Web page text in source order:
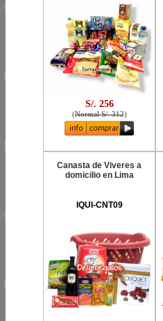
S/. 256
(Normal S/. 312)
Canasta de Viveres a
domicilio en Lima
IQUI-CNT09